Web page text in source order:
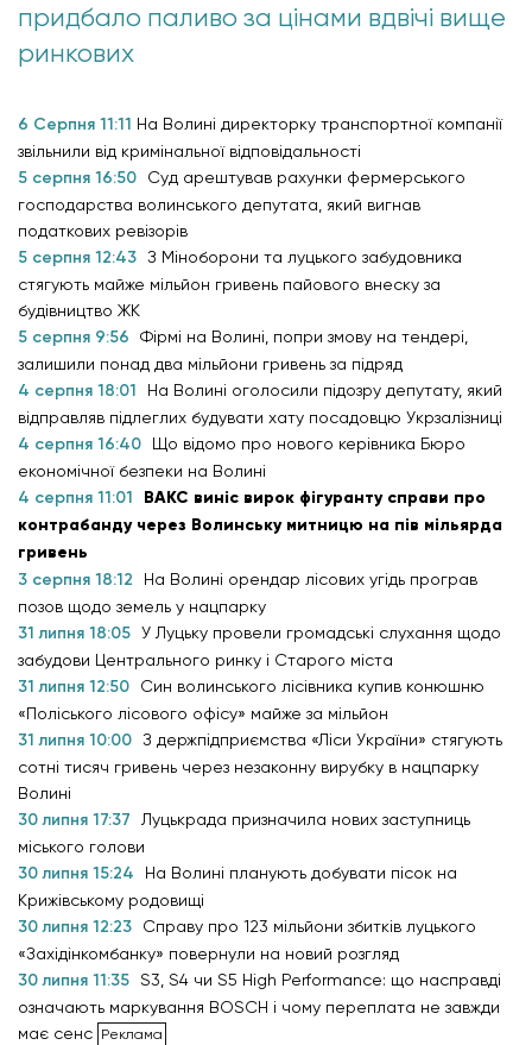
придбало паливо за цінами вдвічі вище
ринкових
6 Серпня 11:11 На Волині директорку транспортної компанії
звільнили від кримінальної відповідальності
5 серпня 16:50
Суд арештував рахунки фермерського
господарства волинського депутата, який вигнав
податкових ревізорів
5 серпня 12:43 З Міноборони та луцького забудовника
стягують майже мільйон гривень пайового внеску за
будівництво ЖК
5 серпня 9:56
Фірмі на Волині, попри змову на тендері,
залишили понад два мільйони гривень за підряд
4 серпня 18:01
На Волині оголосили підозру депутату, який
відправляв підлеглих будувати хату посадовцю Укрзалізниці
4 серпня 16:40
Що відомо про нового керівника Бюро
економічної безпеки на Волині
4 серпня 11:01
ВАКС виніс вирок фігуранту справи про
контрабанду через Волинську митницю на пів мільярда
гривень
3 серпня 18:12
На Волині орендар лісових угідь програв
позов щодо земель у нацпарку
31 липня 18:05 У Луцьку провели громадські слухання щодо
забудови Центрального ринку і Старого міста
31 липня 12:50
Син волинського лісівника купив конюшню
«Поліського лісового офісу» майже за мільйон
31 липня 10:00 З держпідприємства «Ліси України» стягують
сотні тисяч гривень через незаконну вирубку в нацпарку
Волині
30 липня 17:37
Луцькрада призначила нових заступниць
міського голови
30 липня 15:24
На Волині планують добувати пісок на
Крижівському родовищі
30 липня 12:23
Справу про 123 мільйони збитків луцького
«Західінкомбанку» повернули на новий розгляд
30 липня 11:35 S3, S4 чи S5 High Performance: що насправді
означають маркування BOSCH і чому переплата не завжди
має сенс